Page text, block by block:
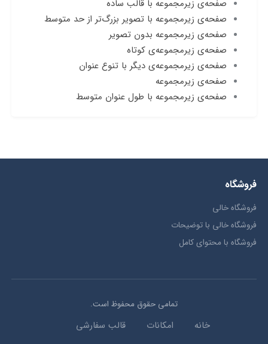
صفحه‌ی زیرمجموعه با قالب ساده
صفحه‌ی زیرمجموعه با تصویر بزرگ‌تر از حد متوسط
صفحه‌ی زیرمجموعه بدون تصویر
صفحه‌ی زیرمجموعه‌ی کوتاه
صفحه‌ی زیرمجموعه‌ی دیگر با تنوع عنوان
صفحه‌ی زیرمجموعه
صفحه‌ی زیرمجموعه با طول عنوان متوسط
فروشگاه
فروشگاه خالی
فروشگاه خالی با توضیحات
فروشگاه با محتوای کامل
تمامی حقوق محفوظ است.
خانه امکانات قالب سفارشی